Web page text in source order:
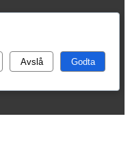
Avslå Godta